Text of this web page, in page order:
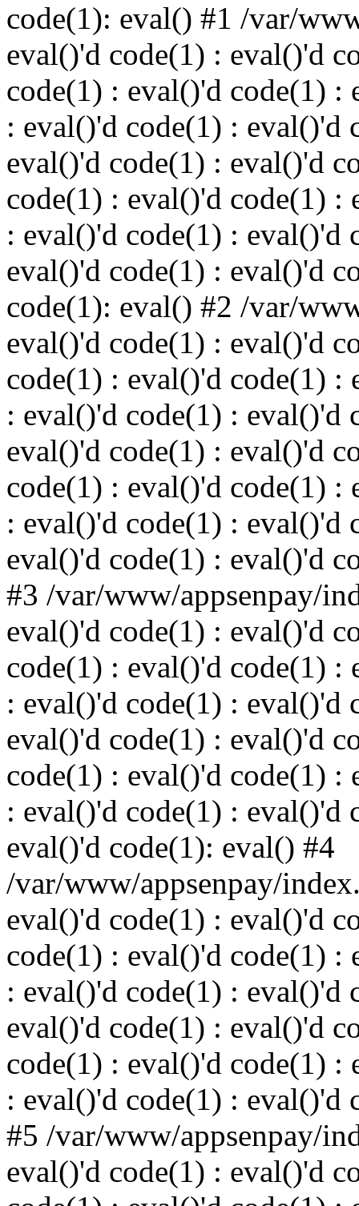
code(1): eval() #1 /var/
eval()'d code(1) : eval()'d
code(1) : eval()'d code(1) :
: eval()'d code(1) : eval()'d
eval()'d code(1) : eval()'d
code(1) : eval()'d code(1) :
: eval()'d code(1) : eval()'d
eval()'d code(1) : eval()'d
code(1): eval() #2 /var/
eval()'d code(1) : eval()'d
code(1) : eval()'d code(1) :
: eval()'d code(1) : eval()'d
eval()'d code(1) : eval()'d
code(1) : eval()'d code(1) :
: eval()'d code(1) : eval()'d
eval()'d code(1) : eval()'d
#3 /var/www/appsenpay/
eval()'d code(1) : eval()'d
code(1) : eval()'d code(1) :
: eval()'d code(1) : eval()'d
eval()'d code(1) : eval()'d
code(1) : eval()'d code(1) :
: eval()'d code(1) : eval()'d
eval()'d code(1): eval() #4
/var/www/appsenpay/
eval()'d code(1) : eval()'d
code(1) : eval()'d code(1) :
: eval()'d code(1) : eval()'d
eval()'d code(1) : eval()'d
code(1) : eval()'d code(1) :
: eval()'d code(1) : eval()'d
#5 /var/www/appsenpay/
eval()'d code(1) : eval()'d